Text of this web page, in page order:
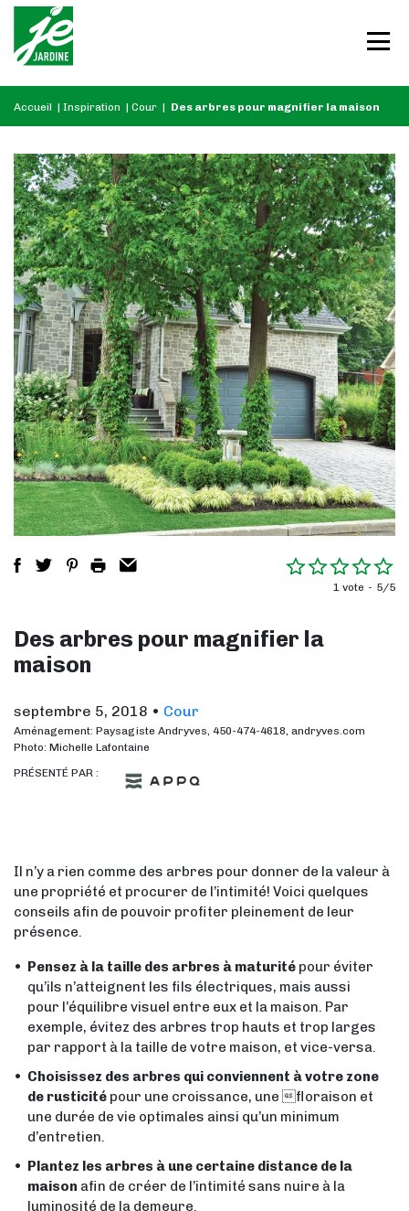
Accueil | Inspiration | Cour | Des arbres pour magnifier la maison
1 vote 5/5
Des arbres pour magnifier la
maison
septembre 5, 2018 • Cour
Aménagement: Paysagiste Andryves, 450-474-4618, andryves.com
Photo: Michelle Lafontaine
PRÉSENTÉ PAR :
Il n’y a rien comme des arbres pour donner de la valeur à
une propriété et procurer de l’intimité! Voici quelques
conseils afin de pouvoir profiter pleinement de leur
présence.
Pensez à la taille des arbres à maturité pour éviter
qu’ils n’atteignent les fils électriques, mais aussi
pour l’équilibre visuel entre eux et la maison. Par
exemple, évitez des arbres trop hauts et trop larges
par rapport à la taille de votre maison, et vice-versa.
Choisissez des arbres qui conviennent à votre zone
de rusticité pour une croissance, une floraison et
une durée de vie optimales ainsi qu’un minimum
d’entretien.
Plantez les arbres à une certaine distance de la
maison afin de créer de l’intimité sans nuire à la
luminosité de la demeure.